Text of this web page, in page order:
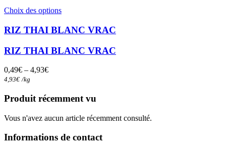
Choix des optionsCe
plusieurs
variations.
Les
sur
page
produit
RIZ THAI BLANC VRAC
RIZ THAI BLANC VRAC
0,49€ – 4,93€
4,93€ /kg
Produit récemment vu
Vous n'avez aucun article récemment consulté.
Informations de contact